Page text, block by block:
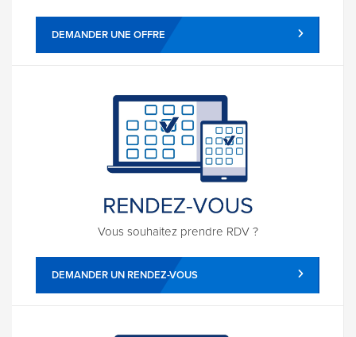
DEMANDER UNE OFFRE
Vous souhaitez prendre RDV ?
DEMANDER UN RENDEZ-VOUS